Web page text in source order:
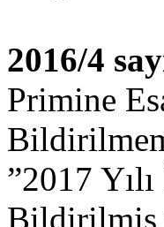
2016/4
Primine
”2017
Bildirilmiş